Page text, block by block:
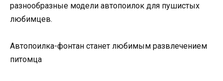
разнообразные модели автопоилок для пушистых
любимцев.
Автопоилка-фонтан станет любимым развлечением
питомца